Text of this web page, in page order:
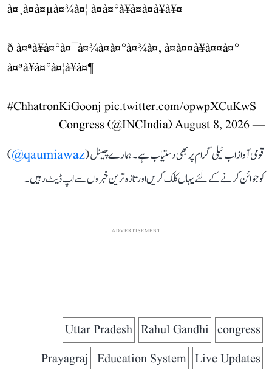
à¤¸à¤à¤µà¤¾à¤¦ à¤à¤°à¥à¤à¤à¥à¥¤
ð à¤ªà¥à¤°à¤¯à¤¾à¤à¤°à¤¾à¤, à¤à¤¤à¥à¤¤à¤°
à¤ªà¥à¤°à¤¦à¥à¤¶
#ChhatronKiGoonj pic.twitter.com/opwpXCuKwS
— Congress (@INCIndia)
August 8, 2026
قومی آواز اب ٹیلی گرام پر بھی دستیاب ہے۔ ہمارے چینل (qaumiawaz@
)
کو جوائن کرنے کے لئے یہاں کلک کریں اور تازہ ترین خبروں سے اپ ڈیٹ رہیں۔
ADVERTISEMENT
congress
Rahul Gandhi
Uttar Pradesh
Live Updates
Education System
Prayagraj